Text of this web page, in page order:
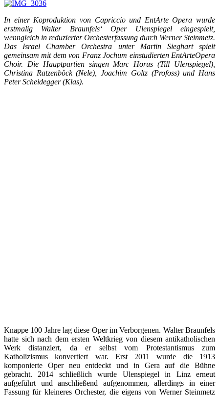
In einer Koproduktion von Capriccio und EntArte Opera wurde
erstmalig Walter Braunfels‘ Oper Ulenspiegel eingespielt,
wenngleich in reduzierter Orchesterfassung durch Werner Steinmetz.
Das Israel Chamber Orchestra unter Martin Sieghart spielt
gemeinsam mit dem von Franz Jochum einstudierten EntArteOpera
Choir. Die Hauptpartien singen Marc Horus (Till Ulenspiegel),
Christina Ratzenböck (Nele), Joachim Goltz (Profoss) und Hans
Peter Scheidegger (Klas).
Knappe 100 Jahre lag diese Oper im Verborgenen. Walter Braunfels
hatte sich nach dem ersten Weltkrieg von diesem antikatholischen
Werk distanziert, da er selbst vom Protestantismus zum
Katholizismus konvertiert war. Erst 2011 wurde die 1913
komponierte Oper neu entdeckt und in Gera auf die Bühne
gebracht. 2014 schließlich wurde Ulenspiegel in Linz erneut
aufgeführt und anschließend aufgenommen, allerdings in einer
Fassung für kleineres Orchester, die eigens von Werner Steinmetz